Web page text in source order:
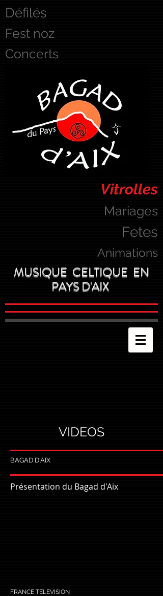
Défilés
Fest noz
Concerts
Vitrolles
Mariages
Fetes
Animations
MUSIQUE CELTIQUE EN
PAYS D'AIX
VIDEOS
BAGAD D'AIX
Présentation du Bagad d'Aix
FRANCE TELEVISION